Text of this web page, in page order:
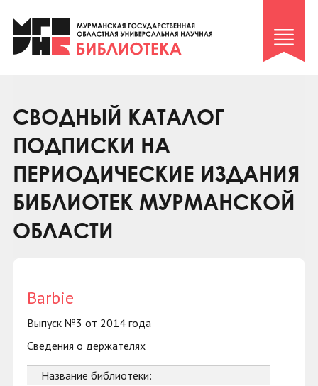
Клуб «Гиря и сельдерей»
Клуб «Семейный архив»
Коллегам
Контакты
СВОДНЫЙ КАТАЛОГ
ПОДПИСКИ НА
ПЕРИОДИЧЕСКИЕ ИЗДАНИЯ
БИБЛИОТЕК МУРМАНСКОЙ
ОБЛАСТИ
Barbie
Выпуск №3 от 2014 года
Сведения о держателях
Название библиотеки: